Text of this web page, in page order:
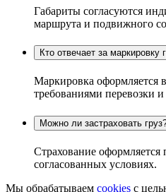
Габариты согласуются
маршрута и подвижного
Кто отвечает за маркировку
Маркировка оформляется
требованиями перевозки
Можно ли застраховать
Страхование оформляется
согласованных условиях.
Мы обрабатываем cookies с